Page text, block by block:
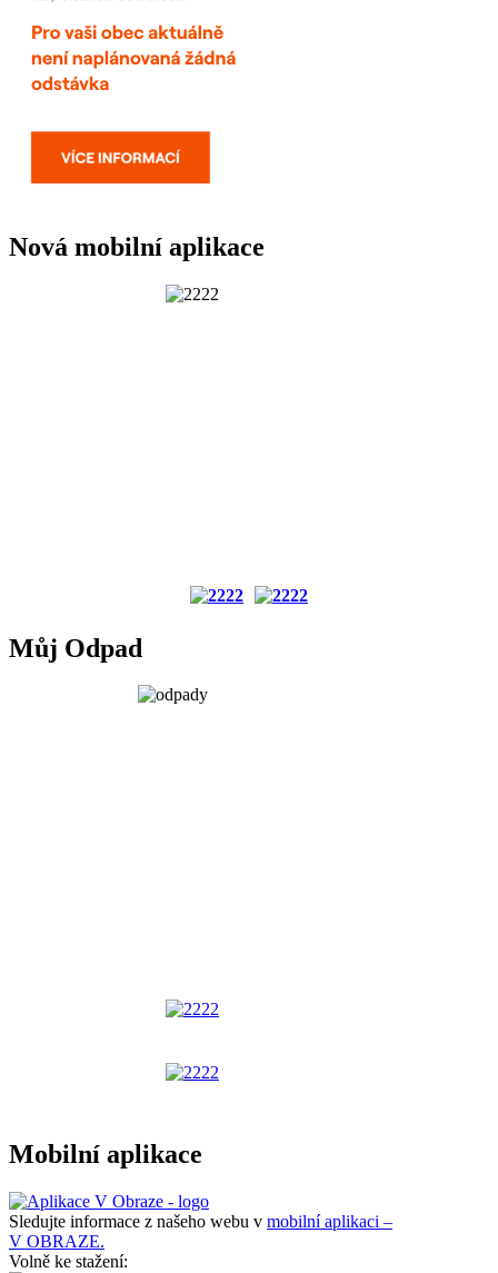
Nová mobilní aplikace
Můj Odpad
Mobilní aplikace
Sledujte informace z našeho webu v mobilní aplikaci –
V OBRAZE.
Volně ke stažení: